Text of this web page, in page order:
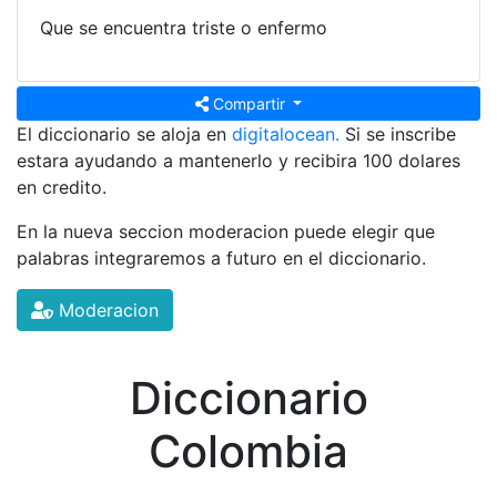
Que se encuentra triste o enfermo
Compartir
El diccionario se aloja en digitalocean. Si se inscribe
estara ayudando a mantenerlo y recibira 100 dolares
en credito.
En la nueva seccion moderacion puede elegir que
palabras integraremos a futuro en el diccionario.
Moderacion
Diccionario
Colombia